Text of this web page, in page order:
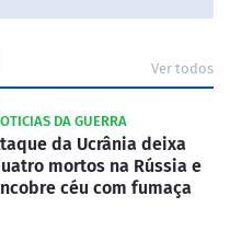
Ver todos
DA GUERRA
da Ucrânia deixa
mortos na Rússia e
céu com fumaça